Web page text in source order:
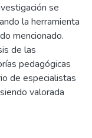
se
la herramienta
mencionado.
de las
pedagógicas
de especialistas
valorada